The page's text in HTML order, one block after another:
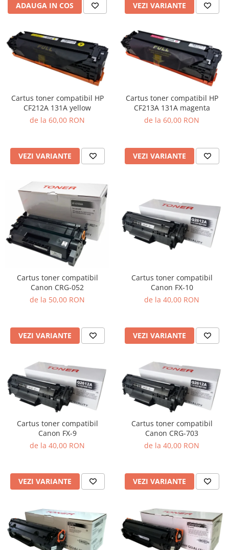
ADAUGA IN COS VEZI VARIANTE
Cartus toner compatibil HP
CF212A 131A yellow
de la 60,00 RON
VEZI VARIANTE
Cartus toner compatibil HP
CF213A 131A magenta
de la 60,00 RON
VEZI VARIANTE
Cartus toner compatibil
Canon CRG-052
de la 50,00 RON
VEZI VARIANTE
Cartus toner compatibil
Canon FX-10
de la 40,00 RON
VEZI VARIANTE
Cartus toner compatibil
Canon FX-9
de la 40,00 RON
VEZI VARIANTE
Cartus toner compatibil
Canon CRG-703
de la 40,00 RON
VEZI VARIANTE